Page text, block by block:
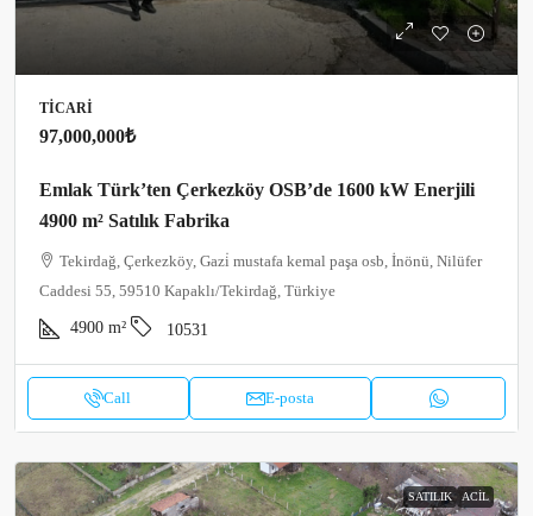
TICARI
97,000,000₺
Emlak Türk’ten Çerkezköy OSB’de 1600 kW Enerjili
4900 m² Satılık Fabrika
Tekirdağ, Çerkezköy, Gazi̇ mustafa kemal paşa osb, İnönü, Nilüfer
Caddesi 55, 59510 Kapaklı/Tekirdağ, Türkiye
4900 m² 10531
Call E-posta
SATILIK ACIL